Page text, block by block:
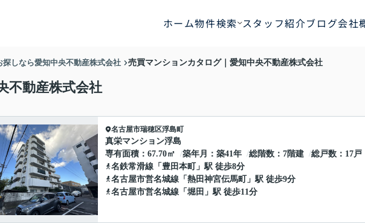
ホーム物件検索 スタッフ紹介ブログ会社
しなら愛知中央不動産株式会社 売買マンションカタログ｜愛知中央不動産株式会社
不動産株式会社
名古屋市瑞穂区浮島町
真栄マンション浮島
専有面積
67.70㎡ 築年月 築41年 総階数 7階建 総戸数
17戸
名鉄常滑線 「 豊田本町
」駅 徒歩8分
名古屋市営名城線 「 熱田神宮伝馬町
」駅 徒歩9分
名古屋市営名城線 「 堀田 」駅 徒歩11分